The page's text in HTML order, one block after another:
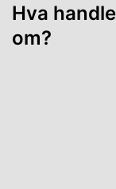
Hva
om?